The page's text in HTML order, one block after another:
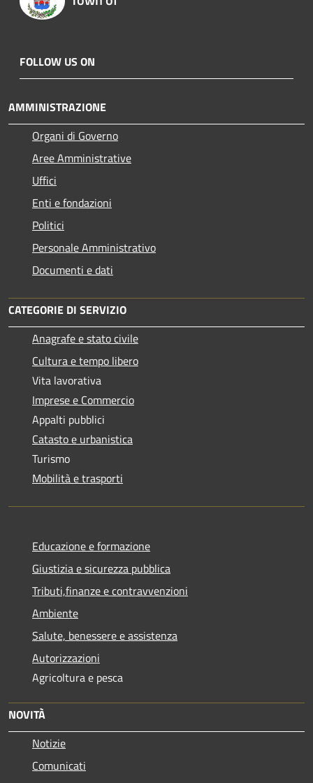
FOLLOW US ON
AMMINISTRAZIONE
Organi di Governo
Aree Amministrative
Uffici
Enti e fondazioni
Politici
Personale Amministrativo
Documenti e dati
CATEGORIE DI SERVIZIO
Anagrafe e stato civile
Cultura e tempo libero
Vita lavorativa
Imprese e Commercio
Appalti pubblici
Catasto e urbanistica
Turismo
Mobilità e trasporti
Educazione e formazione
Giustizia e sicurezza pubblica
Tributi,finanze e contravvenzioni
Ambiente
Salute, benessere e assistenza
Autorizzazioni
Agricoltura e pesca
NOVITÀ
Notizie
Comunicati